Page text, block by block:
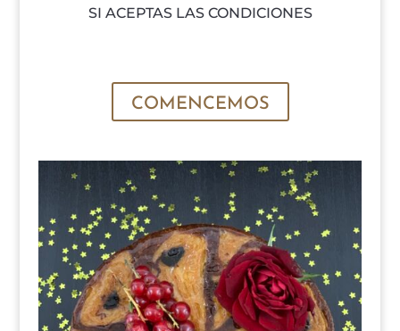
SI ACEPTAS LAS CONDICIONES
COMENCEMOS